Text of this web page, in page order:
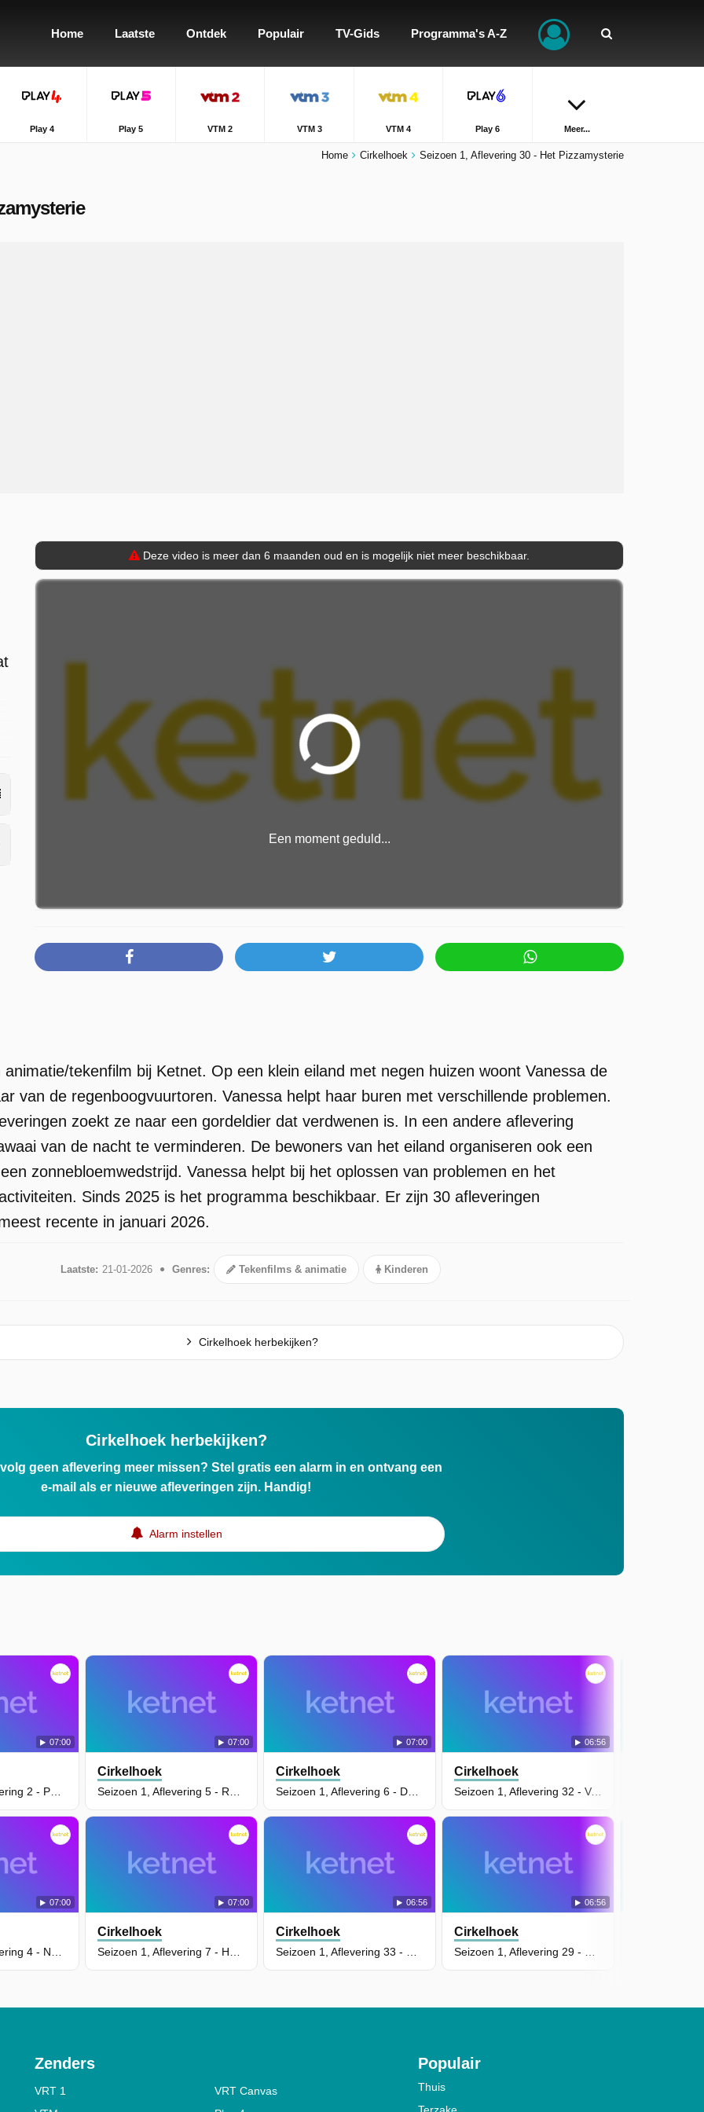
Home Laatste Ontdek Populair TV-Gids Programma's A-Z
Play 4 Play 5 VTM 2 VTM 3 VTM 4 Play 6 Meer...
Home Cirkelhoek Seizoen 1, Aflevering 30 - Het Pizzamysterie
Deze video is meer dan 6 maanden oud en is mogelijk niet meer beschikbaar.
Een moment geduld...
animatie/tekenfilm bij Ketnet. Op een klein eiland met negen huizen woont Vanessa de
van de regenboogvuurtoren. Vanessa helpt haar buren met verschillende problemen.
zoekt ze naar een gordeldier dat verdwenen is. In een andere aflevering
van de nacht te verminderen. De bewoners van het eiland organiseren ook een
zonnebloemwedstrijd. Vanessa helpt bij het oplossen van problemen en het
Sinds 2025 is het programma beschikbaar. Er zijn 30 afleveringen
recente in januari 2026.
Laatste: 21-01-2026 Genres: Tekenfilms & animatie Kinderen
Cirkelhoek herbekijken?
Cirkelhoek herbekijken?
geen aflevering meer missen? Stel gratis een alarm in en ontvang een
e-mail als er nieuwe afleveringen zijn. Handig!
Alarm instellen
07:00
07:00
07:00
Cirkelhoek
07:00
Cirkelhoek
07:00
Cirkelhoek
06:56
Cirkelhoek
06:56
Cirkelhoek
Seizoen 1, Aflevering 32 - Verhaaltjesles
06:56
Cirkelhoek
Zenders
VRT 1
VRT Canvas
Populair
Thuis